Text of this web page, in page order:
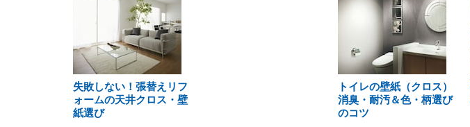
失敗しない！張替えリフ
ォームの天井クロス・壁
紙選び
トイレの壁紙（クロス）
消臭・耐汚＆色・柄選び
のコツ